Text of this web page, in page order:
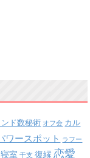
ンド数秘術 オフ会 カル
ワースポット ラフー
寝室 干支 復縁 恋愛